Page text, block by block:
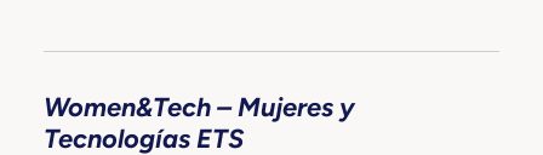
Women&Tech – Mujeres y
Tecnologías ETS